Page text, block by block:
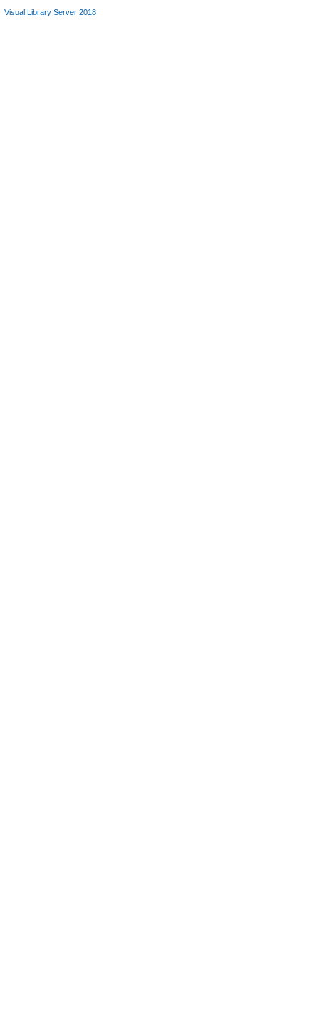
Visual Library Server 2018